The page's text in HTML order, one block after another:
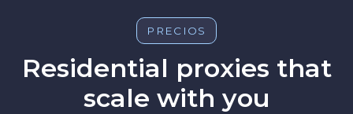
PRECIOS
Residential proxies that
scale with you